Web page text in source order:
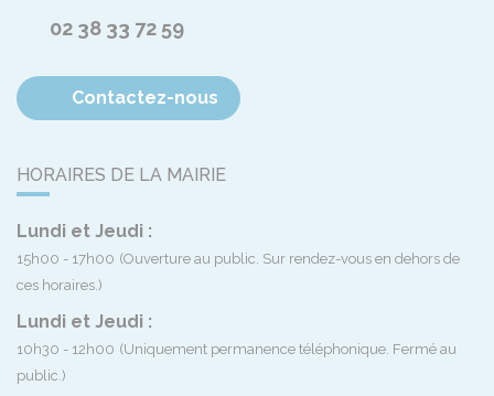
02 38 33 72 59
Contactez-nous
HORAIRES DE LA MAIRIE
Lundi et Jeudi :
15h00 - 17h00 (Ouverture au public. Sur rendez-vous en dehors de
ces horaires.)
Lundi et Jeudi :
10h30 - 12h00 (Uniquement permanence téléphonique. Fermé au
public.)